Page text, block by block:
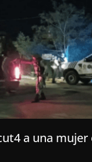
a una mujer